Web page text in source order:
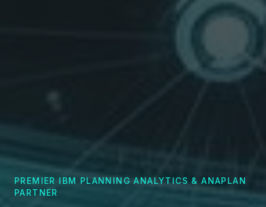
PREMIER IBM PLANNING ANALYTICS & ANAPLAN
PARTNER